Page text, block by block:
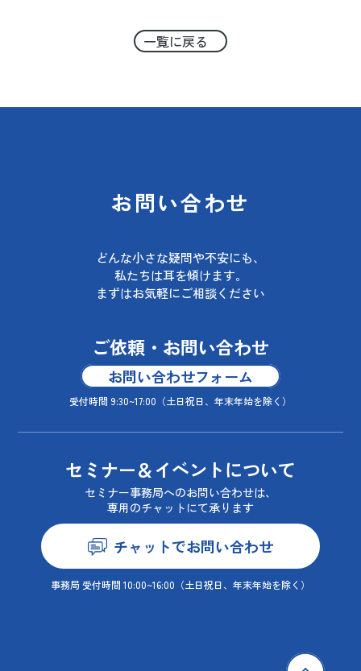
一覧に戻る
お問い合わせ
どんな小さな疑問や不安にも、
私たちは耳を傾けます。
まずはお気軽にご相談ください
ご依頼・お問い合わせ
お問い合わせフォーム
受付時間 9:30~17:00 （土日祝日、年末年始を除く）
セミナー＆イベントについて
セミナー事務局へのお問い合わせは、
専用のチャットにて承ります
チャットでお問い合わせ
事務局 受付時間 10:00~16:00 （土日祝日、年末年始を除く）